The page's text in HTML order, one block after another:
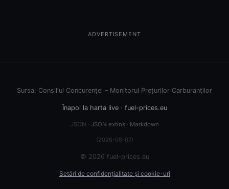
ADVERTISEMENT
Sursa: Consiliul Concurenței – Monitorul Prețurilor Carburanților
Înapoi la harta live· fuel-prices.eu
JSON · JSON extins· Markdown
(2026-08-07)
© 2026 fuel-prices.eu
Setări de confidențialitate și cookie-uri